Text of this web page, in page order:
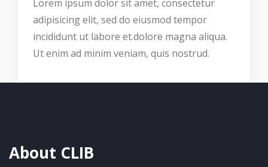
Lorem ipsum dolor sit amet, consectetur
adipisicing elit, sed do eiusmod tempor
incididunt ut labore et.dolore magna aliqua.
Ut enim ad minim veniam, quis nostrud.
About CLIB